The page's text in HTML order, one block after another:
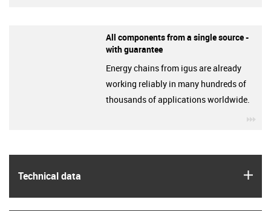
Technical data
All components from a single source -
with guarantee
Energy chains from igus are already
working reliably in many hundreds of
thousands of applications worldwide.